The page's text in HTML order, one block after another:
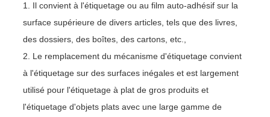
1. Il convient à l'étiquetage ou au film auto-adhésif sur la
surface supérieure de divers articles, tels que des livres,
des dossiers, des boîtes, des cartons, etc.,
2. Le remplacement du mécanisme d'étiquetage convient
à l'étiquetage sur des surfaces inégales et est largement
utilisé pour l'étiquetage à plat de gros produits et
l'étiquetage d'objets plats avec une large gamme de